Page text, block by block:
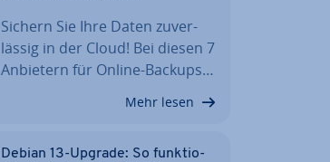
Sichern Sie Ihre Daten zu­ver­
läs­sig in der Cloud! Bei diesen 7
Anbietern für Online-Backups…
Mehr lesen
Debian 13-Upgrade: So funk­tio­